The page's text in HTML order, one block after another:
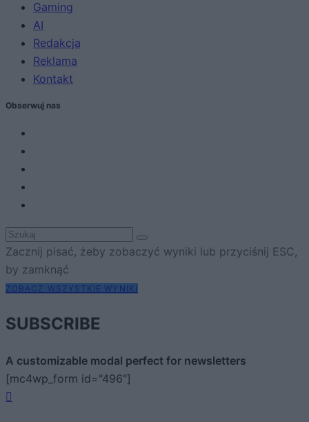
Gaming
AI
Redakcja
Reklama
Kontakt
Obserwuj nas
Zacznij pisać, żeby zobaczyć wyniki lub przyciśnij ESC,
by zamknąć
ZOBACZ WSZYSTKIE WYNIKI
SUBSCRIBE
A customizable modal perfect for newsletters
[mc4wp_form id="496"]